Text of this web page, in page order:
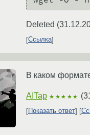
Deleted (
Ссылка
В каком
AITap ★★★★★ (
Показать ответ